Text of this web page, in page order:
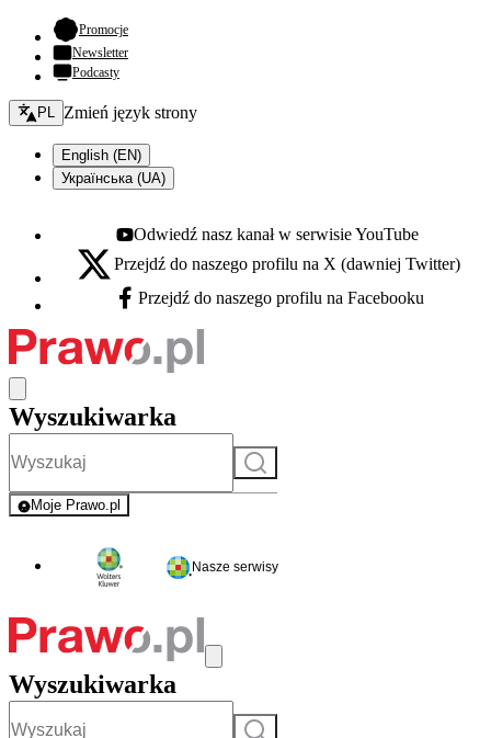
Promocje- otwiera się w nowej karcie
Newsletter
Podcasty
Zmień język - bieżący:
PL Zmień język strony
English (EN)
Українська (UA)
Youtube - otwiera się w nowej karcie
Odwiedź nasz kanał w serwisie YouTube
X - otwiera się w nowej karcie
Przejdź do naszego profilu na X (dawniej Twitter)
Facebook - otwiera się w nowej karcie
Przejdź do naszego profilu na Facebooku
Wyszukiwarka
Szukaj
Moje Prawo.pl
- rejestracja i logowanie do serwisu
Nasze serwisy
Wyszukiwarka
Szukaj